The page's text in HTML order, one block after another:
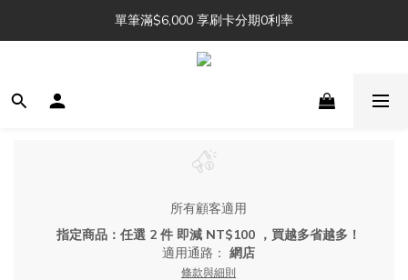
Julu. 訂單追加中 🔖
單筆滿$6,000 享刷卡分期0利率
Julu. 訂單追加中 🔖
所有顧客適用
指定商品：任選 2 件 即減 NT$100 ，買越多省越多！
適用通路： 網店
條款與細則